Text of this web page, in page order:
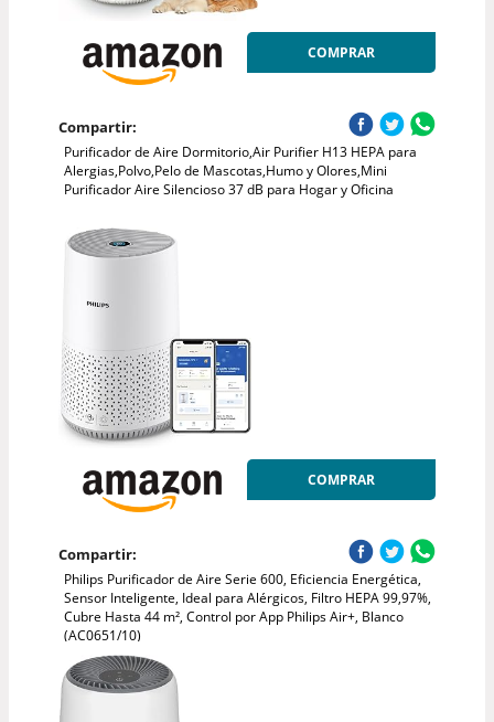
COMPRAR
Compartir:
Purificador de Aire Dormitorio,Air Purifier H13 HEPA para
Alergias,Polvo,Pelo de Mascotas,Humo y Olores,Mini
Purificador Aire Silencioso 37 dB para Hogar y Oficina
COMPRAR
Compartir:
Philips Purificador de Aire Serie 600, Eficiencia Energética,
Sensor Inteligente, Ideal para Alérgicos, Filtro HEPA 99,97%,
Cubre Hasta 44 m², Control por App Philips Air+, Blanco
(AC0651/10)